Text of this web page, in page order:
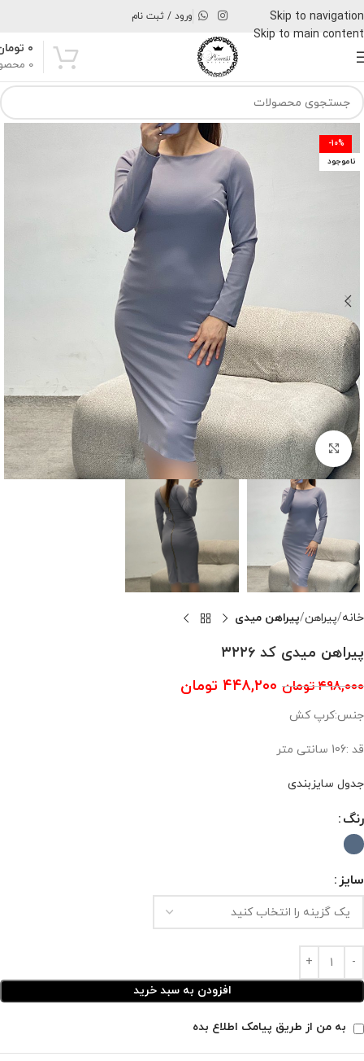
Skip to navigation
Skip to main content
ورود / ثبت نام
0
۰
-10%
ناموجود
بزرگنمایی تصویر
خانه پیراهن پیراهن میدی
پیراهن میدی کد ۳۲۲۶
۴۹۸,۰۰۰ تومان ۴۴۸,۲۰۰ تومان
جنس:کرپ کش
قد :106 سانتی متر
جدول سایزبندی
رنگ
سایز
افزودن به سبد خرید
به من از طریق پیامک اطلاع بده